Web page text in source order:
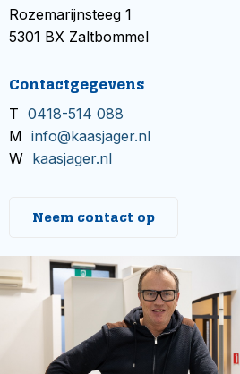
Rozemarijnsteeg 1
5301 BX Zaltbommel
Contactgegevens
T 0418-514 088
M info@kaasjager.nl
W kaasjager.nl
Neem contact op